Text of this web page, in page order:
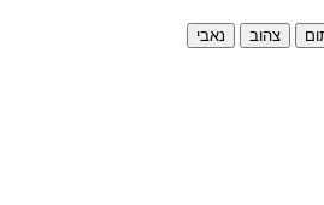
צהוב
נאבי